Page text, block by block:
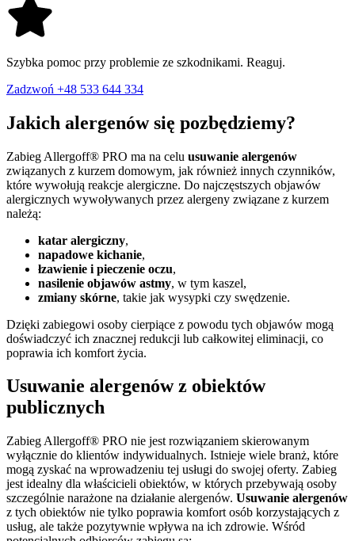
Szybka pomoc przy problemie ze szkodnikami. Reaguj.
Zadzwoń +48 533 644 334
Jakich alergenów się pozbędziemy?
Zabieg Allergoff® PRO ma na celu usuwanie alergenów
związanych z kurzem domowym, jak również innych czynników,
które wywołują reakcje alergiczne. Do najczęstszych objawów
alergicznych wywoływanych przez alergeny związane z kurzem
należą:
katar alergiczny,
napadowe kichanie,
łzawienie i pieczenie oczu,
nasilenie objawów astmy, w tym kaszel,
zmiany skórne, takie jak wysypki czy swędzenie.
Dzięki zabiegowi osoby cierpiące z powodu tych objawów mogą
doświadczyć ich znacznej redukcji lub całkowitej eliminacji, co
poprawia ich komfort życia.
Usuwanie alergenów z obiektów
publicznych
Zabieg Allergoff® PRO nie jest rozwiązaniem skierowanym
wyłącznie do klientów indywidualnych. Istnieje wiele branż, które
mogą zyskać na wprowadzeniu tej usługi do swojej oferty. Zabieg
jest idealny dla właścicieli obiektów, w których przebywają osoby
szczególnie narażone na działanie alergenów. Usuwanie alergenów
z tych obiektów nie tylko poprawia komfort osób korzystających z
usług, ale także pozytywnie wpływa na ich zdrowie. Wśród